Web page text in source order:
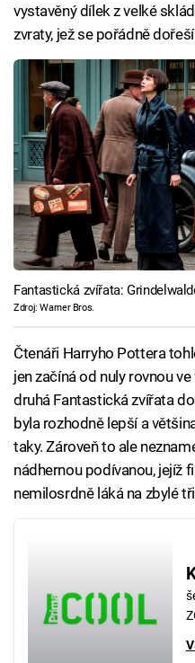
vystavěný dílek z velké
zvraty, jež se pořádně
Fantastická zvířata:
Zdroj: Warner Bros.
Čtenáři Harryho Pottera
jen začíná od nuly rovnou
druhá Fantastická zvířata
byla rozhodně lepší a
taky. Zároveň to ale
nádhernou podívanou, jejíž
nemilosrdně láká na zbylé